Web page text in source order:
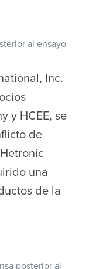
al ensayo
Inc.
y HCEE, se
de
una
de la
posterior al